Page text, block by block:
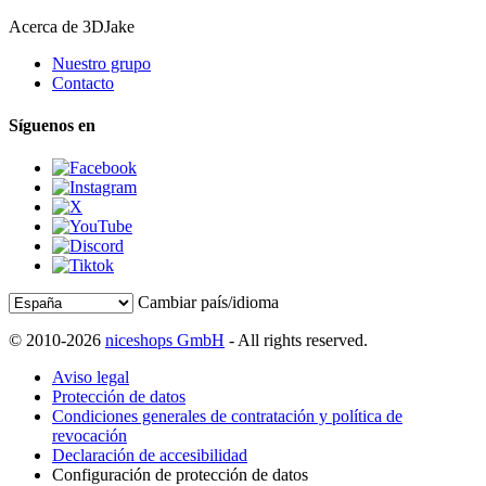
Acerca de 3DJake
Nuestro grupo
Contacto
Síguenos en
Cambiar país/idioma
© 2010-2026 niceshops GmbH - All rights reserved.
Aviso legal
Protección de datos
Condiciones generales de contratación y política de
revocación
Declaración de accesibilidad
Configuración de protección de datos